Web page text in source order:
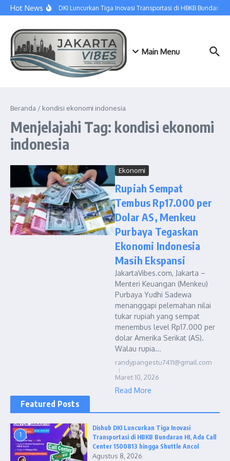
Lewati ke konten
Hot NewsDishub DKI Luncurkan Tiga Inovasi Transportasi di HBKB Bundaran
Main Menu
Beranda / kondisi ekonomi indonesia
Menjelajahi Tag: kondisi ekonomi
indonesia
Ekonomi
Rupiah Sempat
Tembus Rp17.000 per
Dolar AS, Menkeu
Purbaya Tegaskan
Ekonomi Indonesia
Masih Ekspansi
JakartaVibes.com, Jakarta –
Menteri Keuangan (Menkeu)
Purbaya Yudhi Sadewa
menanggapi pelemahan nilai
tukar rupiah yang sempat
menembus level Rp17.000 per
dolar Amerika Serikat (AS).
Walau rupia...
randypangestu7411@gmail.com
Maret 10, 2026
Read More
Featured Posts
1
Dishub DKI Luncurkan Tiga Inovasi
Transportasi di HBKB Bundaran HI, Ada Call
Center 1500813 hingga Shuttle Ancol
Agustus 8, 2026